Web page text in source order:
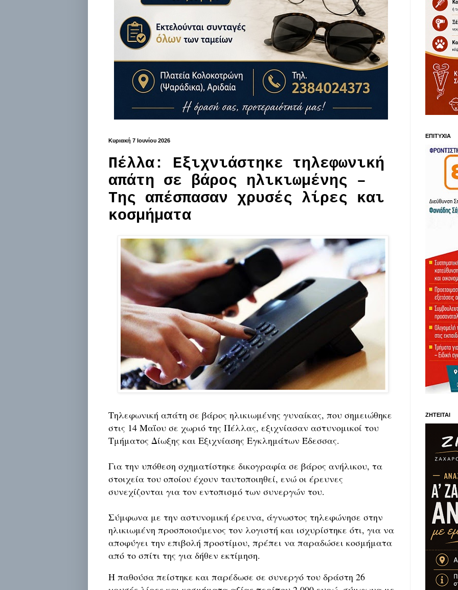
Κυριακή 7 Ιουνίου 2026
Πέλλα: Εξιχνιάστηκε τηλεφωνική
απάτη σε βάρος ηλικιωμένης –
Της απέσπασαν χρυσές λίρες και
κοσμήματα
Τηλεφωνική απάτη σε βάρος ηλικιωμένης γυναίκας, που σημειώθηκε
στις 14 Μαΐου σε χωριό της Πέλλας, εξιχνίασαν αστυνομικοί του
Τμήματος Δίωξης και Εξιχνίασης Εγκλημάτων Έδεσσας.
Για την υπόθεση σχηματίστηκε δικογραφία σε βάρος ανήλικου, τα
στοιχεία του οποίου έχουν ταυτοποιηθεί, ενώ οι έρευνες
συνεχίζονται για τον εντοπισμό των συνεργών του.
Σύμφωνα με την αστυνομική έρευνα, άγνωστος τηλεφώνησε στην
ηλικιωμένη προσποιούμενος τον λογιστή και ισχυρίστηκε ότι, για να
αποφύγει την επιβολή προστίμου, πρέπει να παραδώσει κοσμήματα
από το σπίτι της για δήθεν εκτίμηση.
Η παθούσα πείστηκε και παρέδωσε σε συνεργό του δράστη 26
ΕΠΙΤΥΧΙΑ
ΖΗΤΕΙΤΑΙ